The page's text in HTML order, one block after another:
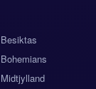
Besiktas
Bohemians
Midtjylland